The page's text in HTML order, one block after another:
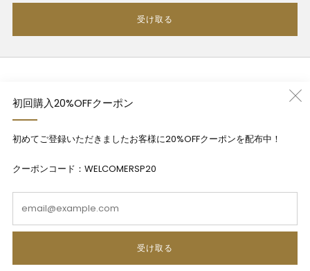
初回購入20%OFFクーポン
初めてご登録いただきましたお客様に20%OFFクーポンを配布中！
クーポンコード：WELCOMERSP20
受け取る
受け取る
プライバシーポリシー
特定商法取引法に基づく表記